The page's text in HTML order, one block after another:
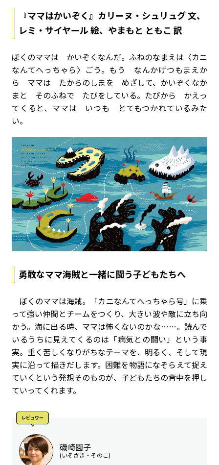
『ママはかいぞく』カリーヌ・シュリュグ 文、
レミ・サイヤール 絵、やまもと ともこ 訳
ぼくのママは かいぞくなんだ。ふねのなまえは〈カニ
なんてへっちゃら〉ごう。もう なんかげつもまえか
ら ママは たからのしまを めざして、かいぞくなか
まと そのふねで たびをしている。たびから かえっ
てくると、ママは いつも とてもつかれているみた
い。
勇敢なママ海賊と一緒に闘う子どもたちへ
ぼくのママは海賊。「カニなんてへっちゃら号」に乗
って強い仲間とチームをつくり、大きい波や敵に立ち向
かう。海に出る時、ママは怖くないのかな……。読んで
いるうちに見えてくるのは「病気との闘い」という事
実。重く苦しくなりがちなテーマを、明るく、そして現
実に沿って描きだします。困難を物語になぞらえて捉え
ていくという発想そのものが、子どもたちの背中を押し
ていってくれます。
レビュワー
磯崎園子
(いそざき・そのこ)